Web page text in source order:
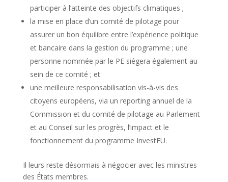
participer à l’atteinte des objectifs climatiques ;
la mise en place d’un comité de pilotage pour
assurer un bon équilibre entre l’expérience politique
et bancaire dans la gestion du programme ; une
personne nommée par le PE siégera également au
sein de ce comité ; et
une meilleure responsabilisation vis-à-vis des
citoyens européens, via un reporting annuel de la
Commission et du comité de pilotage au Parlement
et au Conseil sur les progrès, l’impact et le
fonctionnement du programme InvestEU.
Il leurs reste désormais à négocier avec les ministres
des États membres.